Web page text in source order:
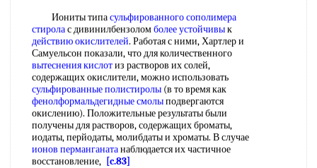
Иониты типасульфированного сополимера
стиролас дивинилбензоломболее устойчивык
действию окислителей. Работая с ними, Хартлер и
Самуельсон показали, что для количественного
вытеснения кислотиз растворов их солей,
содержащих окислители, можно использовать
сульфированные полистиролы (в то время как
фенолформальдегидные смолыподвергаются
окислению). Положительные результаты были
получены для растворов, содержащих броматы,
иодаты, перйодаты, молибдаты и хроматы. В случае
ионов перманганатанаблюдается их частичное
восстановление, [c.83]